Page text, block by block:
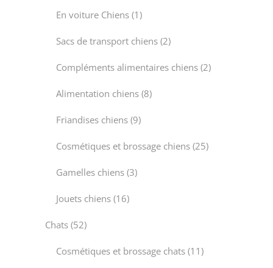
En voiture Chiens 11
Sacs de transport chiens 22
Compléments alimentaires chiens 22
Alimentation chiens 88
Friandises chiens 99
Cosmétiques et brossage chiens 2525
Gamelles chiens 33
Jouets chiens 1616
Chats 5252
Cosmétiques et brossage chats 1111